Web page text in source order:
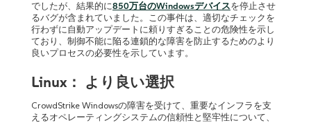
でしたが、結果的に850万台のWindowsデバイスを停止させ
るバグが含まれていました。この事件は、適切なチェックを
行わずに自動アップデートに頼りすぎることの危険性を示し
ており、制御不能に陥る連鎖的な障害を防止するためのより
良いプロセスの必要性を示しています。
Linux： より良い選択
CrowdStrike Windowsの障害を受けて、重要なインフラを支
えるオペレーティングシステムの信頼性と堅牢性について、